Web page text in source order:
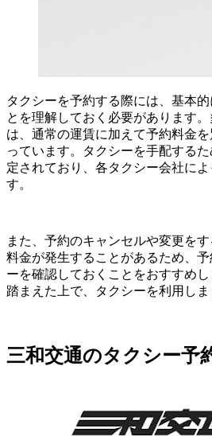
タクシーを予約する際には、基本
とを理解しておく必要があります
は、通常の運賃に加えて予約料金
っています。タクシーを手配する
定されており、各タクシー会社に
す。
また、予約のキャンセルや変更を
料金が発生することがあるため、
ーを確認しておくことをおすすめ
踏まえた上で、タクシーを利用しま
三和交通のタクシー予